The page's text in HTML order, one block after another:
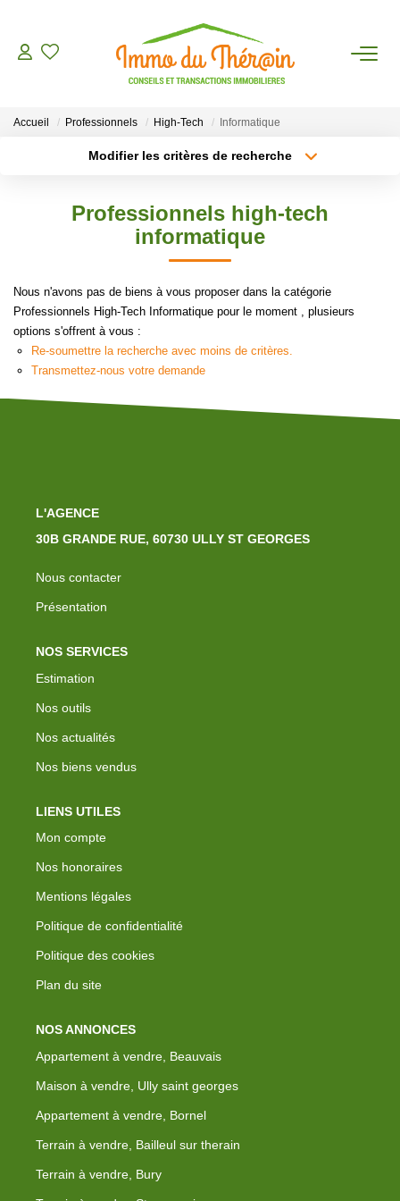
ESTIMER
CONTACT
Accueil Professionnels High-Tech Informatique
Modifier les critères de recherche
Type de bien
Surface min
Créer une alerte
Professionnels high-tech
informatique
Nous n'avons pas de biens à vous proposer dans la catégorie
Professionnels High-Tech Informatique pour le moment , plusieurs
options s'offrent à vous :
Re-soumettre la recherche avec moins de critères.
Transmettez-nous votre demande
L'AGENCE
30B GRANDE RUE, 60730 ULLY ST GEORGES
Nous contacter
Présentation
NOS SERVICES
Estimation
Nos outils
Nos actualités
Nos biens vendus
LIENS UTILES
Mon compte
Nos honoraires
Mentions légales
Politique de confidentialité
Politique des cookies
Plan du site
NOS ANNONCES
Appartement à vendre, Beauvais
Maison à vendre, Ully saint georges
Appartement à vendre, Bornel
Terrain à vendre, Bailleul sur therain
Terrain à vendre, Bury